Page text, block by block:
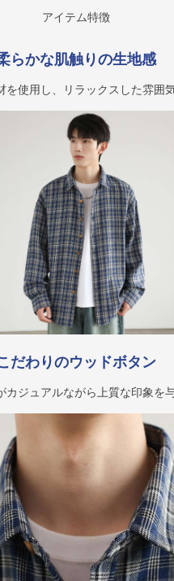
アイテム特徴
らかな肌触りの生地感
を使用し、リラックスした雰囲
だわりのウッドボタン
カジュアルながら上質な印象を